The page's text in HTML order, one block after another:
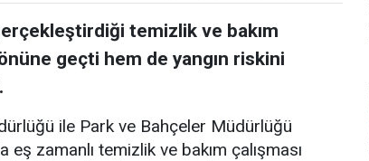
temizlik ve bakım
geçti hem de yangın riskini
ile Park ve Bahçeler Müdürlüğü
zamanlı temizlik ve bakım çalışması